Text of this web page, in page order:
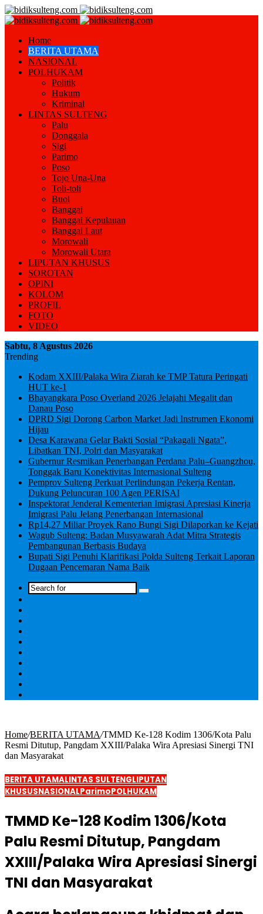
Home
BERITA UTAMA
NASIONAL
POLHUKAM
Politik
Hukum
Kriminal
LINTAS SULTENG
Palu
Donggala
Sigi
Parimo
Poso
Tojo Una-Una
Toli-toli
Buol
Banggai
Banggai Kepulauan
Banggai Laut
Morowali
Morowali Utara
LIPUTAN KHUSUS
SOROTAN
OPINI
KOLOM
PROFIL
FOTO
VIDEO
Sabtu, 8 Agustus 2026
Trending
Kodam XXIII/Palaka Wira Ziarah ke TMP Tatura Peringati
HUT ke-1
Bhayangkara Poso Overland 2026 Jelajahi Megalit dan
Danau Poso
DPRD Sigi Dorong Carbon Market Jadi Instrumen Ekonomi
Hijau
Desa Karawana Gelar Bakti Sosial “Pakagali Ngata”,
Libatkan TNI, Polri dan Masyarakat
Gubernur Resmikan Penerbangan Perdana Palu–Guangzhou,
Tonggak Baru Konektivitas Internasional Sulteng
Pemprov Sulteng Perkuat Perlindungan Pekerja Rentan,
Dukung Peluncuran 100 Agen PERISAI
Inspektorat Jenderal Kementerian Imigrasi Apresiasi Kinerja
Imigrasi Palu Jelang Penerbangan Internasional
Rp14,27 Miliar Proyek Rano Bungi Sigi Dilaporkan ke Kejati
Wagub Sulteng: Badan Musyawarah Adat Mitra Strategis
Pembangunan Berbasis Budaya
Bupati Sigi Penuhi Klarifikasi Polda Sulteng Terkait Laporan
Dugaan Pencemaran Nama Baik
Home/BERITA UTAMA/TMMD Ke-128 Kodim 1306/Kota Palu
Resmi Ditutup, Pangdam XXIII/Palaka Wira Apresiasi Sinergi TNI
dan Masyarakat
BERITA UTAMALINTAS SULTENGLIPUTAN
KHUSUSNASIONALParimoPOLHUKAM
TMMD Ke-128 Kodim 1306/Kota
Palu Resmi Ditutup, Pangdam
XXIII/Palaka Wira Apresiasi Sinergi
TNI dan Masyarakat